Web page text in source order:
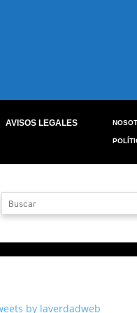
AVISOS LEGALES
by laverdadweb